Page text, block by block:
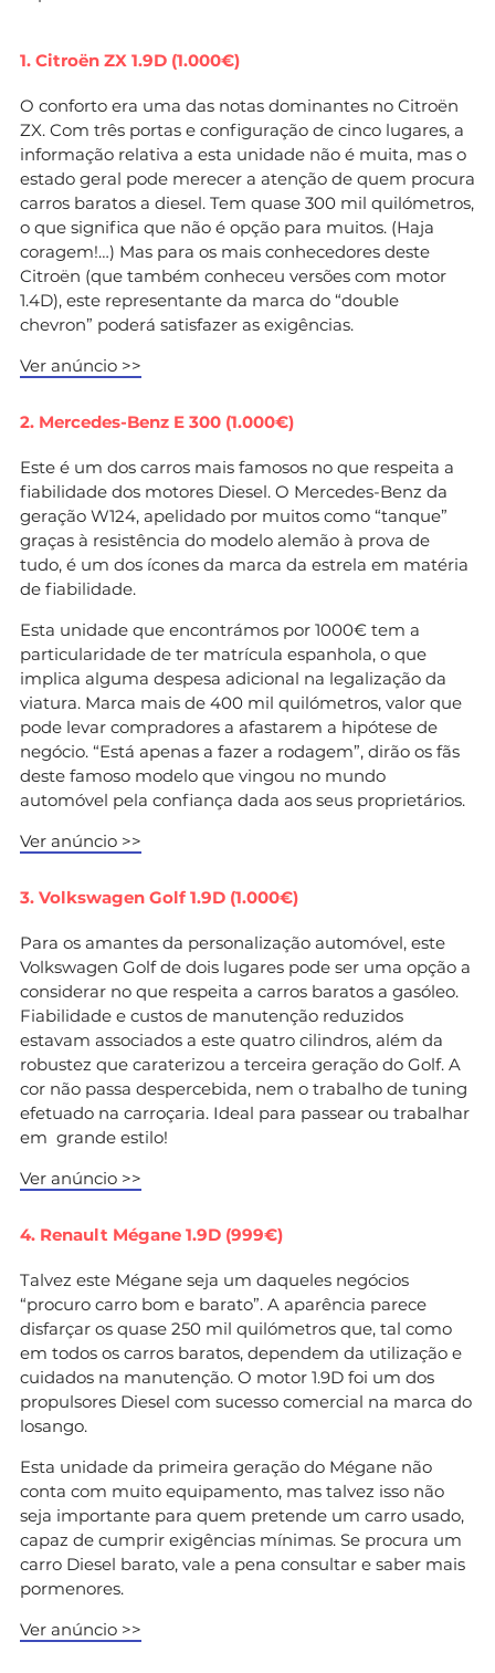
1. Citroën ZX 1.9D (1.000€)
O conforto era uma das notas dominantes no Citroën
ZX. Com três portas e configuração de cinco lugares, a
informação relativa a esta unidade não é muita, mas o
estado geral pode merecer a atenção de quem procura
carros baratos a diesel. Tem quase 300 mil quilómetros,
o que significa que não é opção para muitos. (Haja
coragem!…) Mas para os mais conhecedores deste
Citroën (que também conheceu versões com motor
1.4D), este representante da marca do “double
chevron” poderá satisfazer as exigências.
Ver anúncio >>
2. Mercedes-Benz E 300 (1.000€)
Este é um dos carros mais famosos no que respeita a
fiabilidade dos motores Diesel. O Mercedes-Benz da
geração W124, apelidado por muitos como “tanque”
graças à resistência do modelo alemão à prova de
tudo, é um dos ícones da marca da estrela em matéria
de fiabilidade.
Esta unidade que encontrámos por 1000€ tem a
particularidade de ter matrícula espanhola, o que
implica alguma despesa adicional na legalização da
viatura. Marca mais de 400 mil quilómetros, valor que
pode levar compradores a afastarem a hipótese de
negócio. “Está apenas a fazer a rodagem”, dirão os fãs
deste famoso modelo que vingou no mundo
automóvel pela confiança dada aos seus proprietários.
Ver anúncio >>
3. Volkswagen Golf 1.9D (1.000€)
Para os amantes da personalização automóvel, este
Volkswagen Golf de dois lugares pode ser uma opção a
considerar no que respeita a carros baratos a gasóleo.
Fiabilidade e custos de manutenção reduzidos
estavam associados a este quatro cilindros, além da
robustez que caraterizou a terceira geração do Golf. A
cor não passa despercebida, nem o trabalho de tuning
efetuado na carroçaria. Ideal para passear ou trabalhar
em grande estilo!
Ver anúncio >>
4. Renault Mégane 1.9D (999€)
Talvez este Mégane seja um daqueles negócios
“procuro carro bom e barato”. A aparência parece
disfarçar os quase 250 mil quilómetros que, tal como
em todos os carros baratos, dependem da utilização e
cuidados na manutenção. O motor 1.9D foi um dos
propulsores Diesel com sucesso comercial na marca do
losango.
Esta unidade da primeira geração do Mégane não
conta com muito equipamento, mas talvez isso não
seja importante para quem pretende um carro usado,
capaz de cumprir exigências mínimas. Se procura um
carro Diesel barato, vale a pena consultar e saber mais
pormenores.
Ver anúncio >>